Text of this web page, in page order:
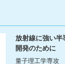
放射線に強い半
開発のために
量子理工学専攻